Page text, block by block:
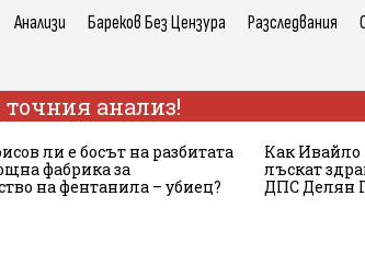
Анализи Бареков Без Цензура Разследвания
анализ!
ли е босът на разбитата
фабрика за
на фентанила – убиец?
Как Ивайло
лъскат
ДПС Делян